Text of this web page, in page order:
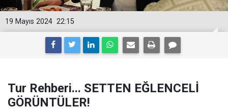
22:15
19 Mayıs 2024
Tur Rehberi... SETTEN EĞLENCELİ
GÖRÜNTÜLER!